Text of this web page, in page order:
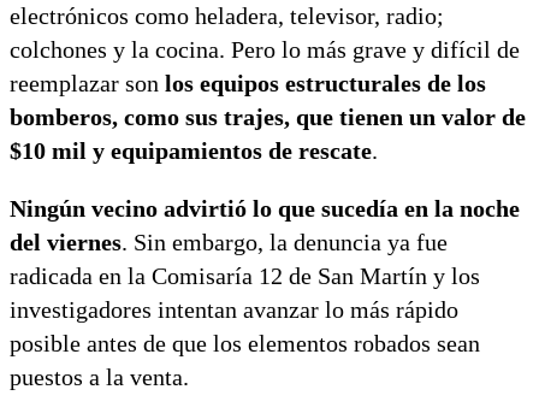
electrónicos como heladera, televisor, radio;
colchones y la cocina. Pero lo más grave y difícil de
reemplazar son los equipos estructurales de los
bomberos, como sus trajes, que tienen un valor de
$10 mil y equipamientos de rescate.
Ningún vecino advirtió lo que sucedía en la noche
del viernes. Sin embargo, la denuncia ya fue
radicada en la Comisaría 12 de San Martín y los
investigadores intentan avanzar lo más rápido
posible antes de que los elementos robados sean
puestos a la venta.